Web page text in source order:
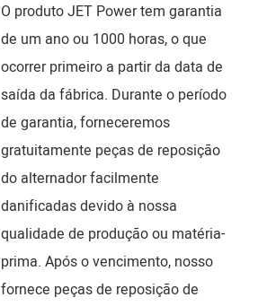
O produto JET Power tem garantia
de um ano ou 1000 horas, o que
ocorrer primeiro a partir da data de
saída da fábrica. Durante o período
de garantia, forneceremos
gratuitamente peças de reposição
do alternador facilmente
danificadas devido à nossa
qualidade de produção ou matéria-
prima. Após o vencimento, nosso
fornece peças de reposição de